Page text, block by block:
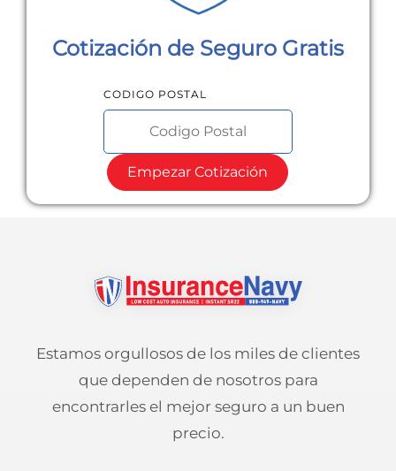
Cotización de Seguro Gratis
CODIGO POSTAL
Empezar Cotización
Estamos orgullosos de los miles de clientes
que dependen de nosotros para
encontrarles el mejor seguro a un buen
precio.